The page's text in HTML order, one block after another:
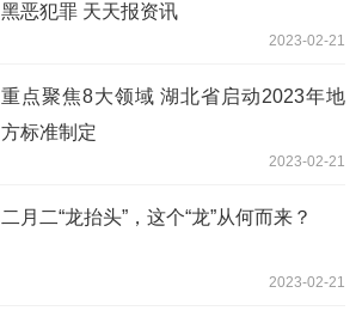
黑恶犯罪 天天报资讯
2023-02-21
重点聚焦8大领域 湖北省启动2023年地
方标准制定
2023-02-21
二月二“龙抬头”，这个“龙”从何而来？
2023-02-21